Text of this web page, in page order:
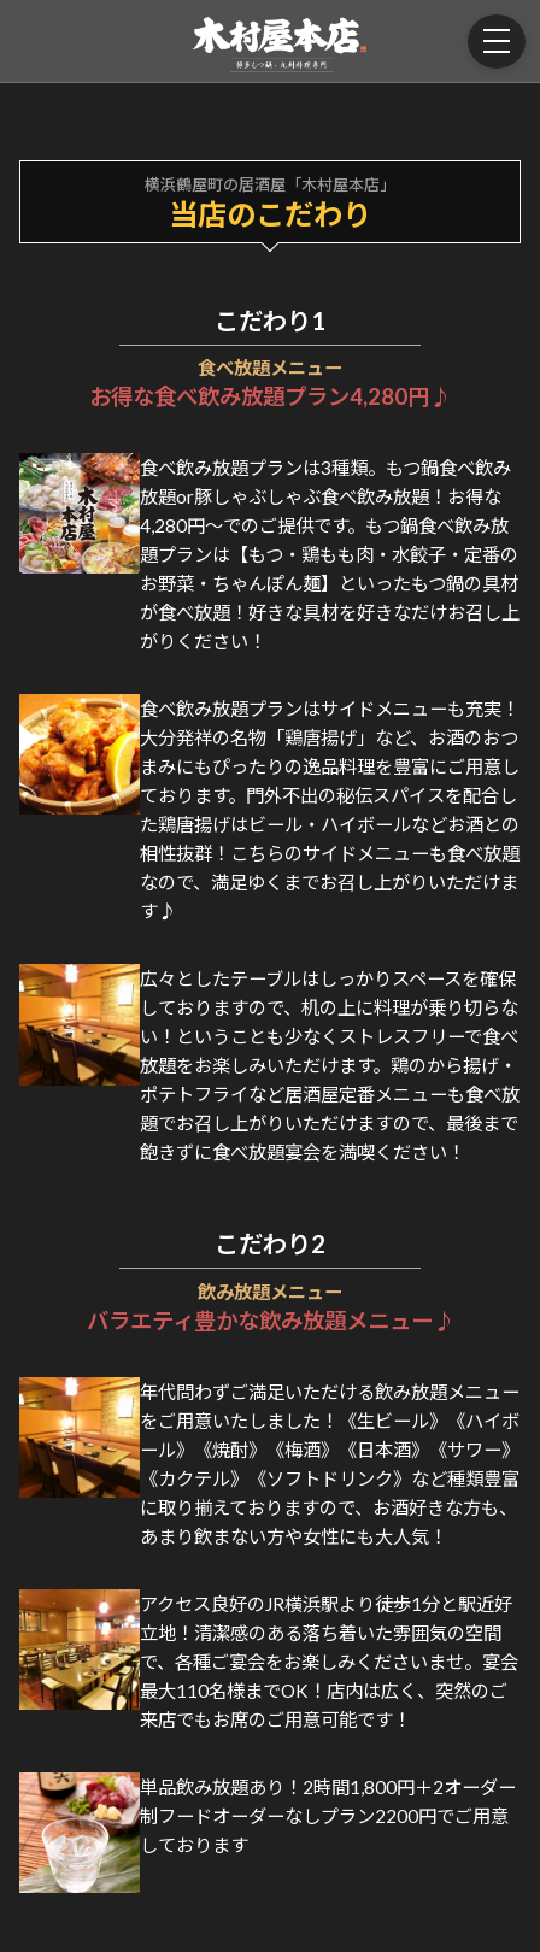
横浜鶴屋町の居酒屋「木村屋本店」
当店のこだわり
こだわり 1
食べ放題メニュー
お得な食べ飲み放題プラン4,280円♪
食べ飲み放題プランは3種類。もつ鍋食べ飲み
放題or豚しゃぶしゃぶ食べ飲み放題！お得な
4,280円～でのご提供です。もつ鍋食べ飲み放
題プランは【もつ・鶏もも肉・水餃子・定番の
お野菜・ちゃんぽん麺】といったもつ鍋の具材
が食べ放題！好きな具材を好きなだけお召し上
がりください！
食べ飲み放題プランはサイドメニューも充実！
大分発祥の名物「鶏唐揚げ」など、お酒のおつ
まみにもぴったりの逸品料理を豊富にご用意し
ております。門外不出の秘伝スパイスを配合し
た鶏唐揚げはビール・ハイボールなどお酒との
相性抜群！こちらのサイドメニューも食べ放題
なので、満足ゆくまでお召し上がりいただけま
す♪
広々としたテーブルはしっかりスペースを確保
しておりますので、机の上に料理が乗り切らな
い！ということも少なくストレスフリーで食べ
放題をお楽しみいただけます。鶏のから揚げ・
ポテトフライなど居酒屋定番メニューも食べ放
題でお召し上がりいただけますので、最後まで
飽きずに食べ放題宴会を満喫ください！
こだわり2
飲み放題メニュー
バラエティ豊かな飲み放題メニュー♪
年代問わずご満足いただける飲み放題メニュー
をご用意いたしました！《生ビール》《ハイボ
ール》《焼酎》《梅酒》《日本酒》《サワー》
《カクテル》《ソフトドリンク》など種類豊富
に取り揃えておりますので、お酒好きな方も、
あまり飲まない方や女性にも大人気！
アクセス良好のJR横浜駅より徒歩1分と駅近好
立地！清潔感のある落ち着いた雰囲気の空間
で、各種ご宴会をお楽しみくださいませ。宴会
最大110名様までOK！店内は広く、突然のご
来店でもお席のご用意可能です！
単品飲み放題あり！2時間1,800円＋2オーダー
制フードオーダーなしプラン2200円でご用意
しております